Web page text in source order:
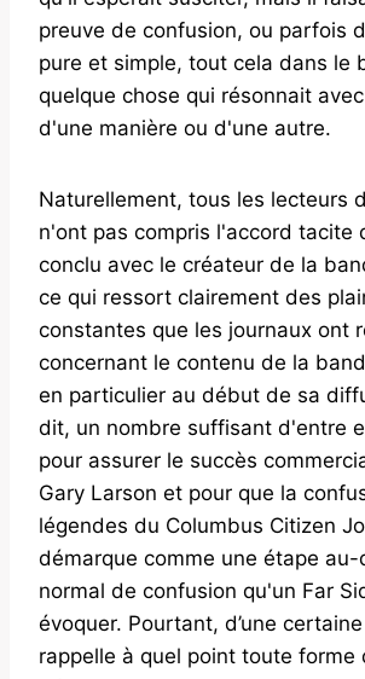
preuve de confusion, ou parfois
pure et simple, tout cela dans le
quelque chose qui résonnait
d'une manière ou d'une autre.
Naturellement, tous les lecteurs
n'ont pas compris l'accord tacite
conclu avec le créateur de la
ce qui ressort clairement des
constantes que les journaux ont
concernant le contenu de la
en particulier au début de sa
dit, un nombre suffisant d'entre
pour assurer le succès
Gary Larson et pour que la
légendes du Columbus Citizen
démarque comme une étape
normal de confusion qu'un Far
évoquer. Pourtant, d’une
rappelle à quel point toute forme